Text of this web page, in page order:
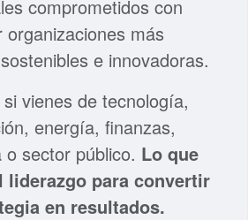
comprometidos con
organizaciones más
e innovadoras.
vienes de tecnología,
energía, finanzas,
sector público. Lo que
liderazgo para convertir
en resultados.